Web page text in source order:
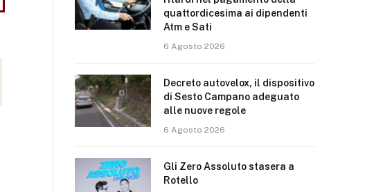
quattordicesima ai dipendenti
Atm e Sati
6 Agosto 2026
Decreto autovelox, il dispositivo
di Sesto Campano adeguato
alle nuove regole
6 Agosto 2026
Gli Zero Assoluto stasera a
Rotello